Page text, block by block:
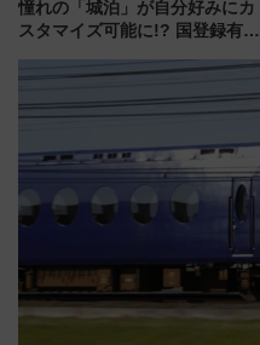
憧れの「城泊」が自分好みにカ
スタマイズ可能に!? 国登録有形
にオーダーメイド型の宿泊プラ
ンが誕生！